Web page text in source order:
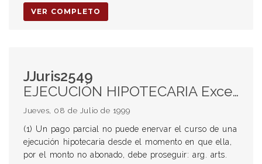
VER COMPLETO
JJuris2549
EJECUCIÓN HIPOTECARIA Excepción de pago parcial (1) Alcance (2) Pagos acreditados. Consecuencias
Jueves, 08 de Julio de 1999
(1) Un pago parcial no puede enervar el curso de una
ejecución hipotecaria desde el momento en que ella,
por el monto no abonado, debe proseguir: arg. arts.